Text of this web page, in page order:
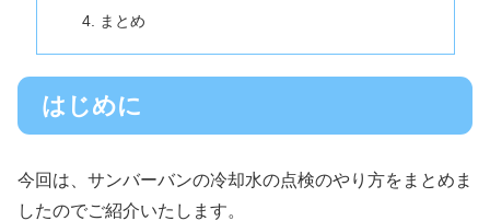
まとめ
はじめに
今回は、サンバーバンの冷却水の点検のやり方をまとめま
したのでご紹介いたします。